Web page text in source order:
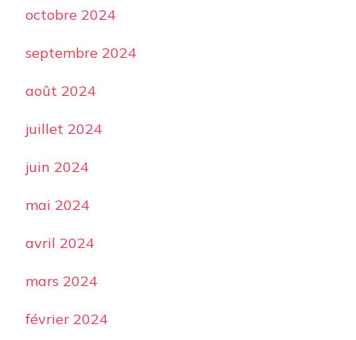
octobre 2024
septembre 2024
août 2024
juillet 2024
juin 2024
mai 2024
avril 2024
mars 2024
février 2024